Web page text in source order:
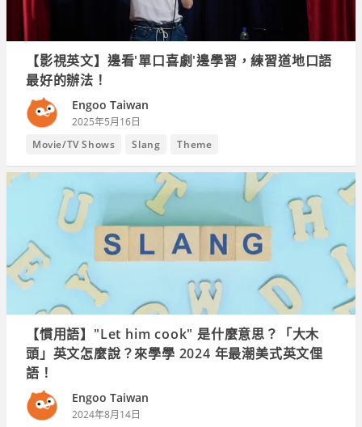
【影視英文】邊看'單口喜劇'邊學習，練習道地口語
最好的辦法！
Engoo Taiwan
2025年5月16日
Movie/TV Shows
Slang Theme
【慣用語】"Let him cook" 是什麼意思？「大木
頭」英文怎麼說？來學學 2024 年最潮美式英文俚
語！
Engoo Taiwan
2024年8月14日